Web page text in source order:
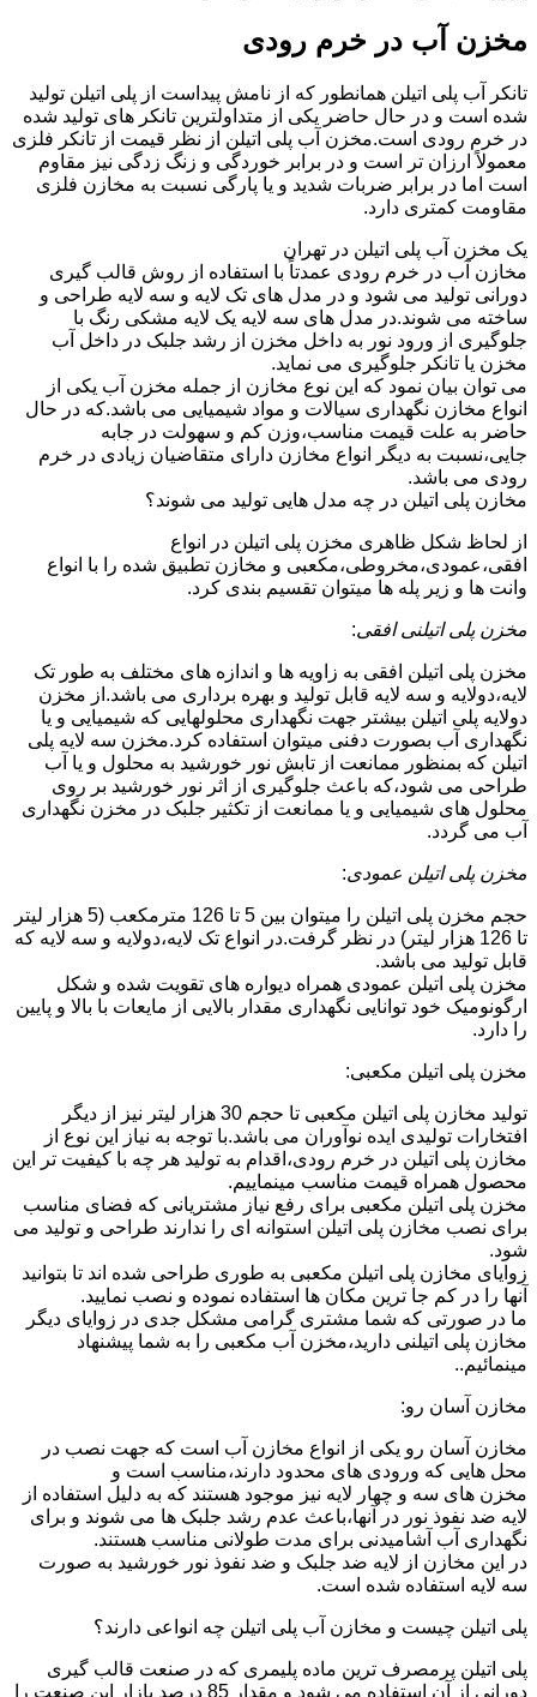
مخزن آب در خرم رودی
تانکر آب پلی اتیلن همانطور که از نامش پیداست از پلی اتیلن تولید
شده است و در حال حاضر یکی از متداولترین تانکر های تولید شده
در خرم رودی است.مخزن آب پلی اتیلن از نظر قیمت از تانکر فلزی
معمولاً ارزان تر است و در برابر خوردگی و زنگ زدگی نیز مقاوم
است اما در برابر ضربات شدید و یا پارگی نسبت به مخازن فلزی
مقاومت کمتری دارد.
یک مخزن آب پلی اتیلن در تهران
مخازن آب در خرم رودی عمدتاً با استفاده از روش قالب گیری
دورانی تولید می شود و در مدل های تک لایه و سه لایه طراحی و
ساخته می شوند.در مدل های سه لایه یک لایه مشکی رنگ با
جلوگیری از ورود نور به داخل مخزن از رشد جلبک در داخل آب
مخزن یا تانکر جلوگیری می نماید.
می توان بیان نمود که این نوع مخازن از جمله مخزن آب یکی از
انواع مخازن نگهداری سیالات و مواد شیمیایی می باشد.که در حال
حاضر به علت قیمت مناسب،وزن کم و سهولت در جابه
جایی،نسبت به دیگر انواع مخازن دارای متقاضیان زیادی در خرم
رودی می باشد.
مخازن پلی اتیلن در چه مدل هایی تولید می شوند؟
از لحاظ شکل ظاهری مخزن پلی اتیلن در انواع
افقی،عمودی،مخروطی،مکعبی و مخازن تطبیق شده را با انواع
وانت ها و زیر پله ها میتوان تقسیم بندی کرد.
مخزن پلی اتیلنی افقی:
مخزن پلی اتیلن افقی به زاویه ها و اندازه های مختلف به طور تک
لایه،دولایه و سه لایه قابل تولید و بهره برداری می باشد.از مخزن
دولایه پلی اتیلن بیشتر جهت نگهداری محلولهایی که شیمیایی و یا
نگهداری آب بصورت دفنی میتوان استفاده کرد.مخزن سه لایه پلی
اتیلن که بمنظور ممانعت از تابش نور خورشید به محلول و یا آب
طراحی می شود،که باعث جلوگیری از اثر نور خورشید بر روی
محلول های شیمیایی و یا ممانعت از تکثیر جلبک در مخزن نگهداری
آب می گردد.
مخزن پلی اتیلن عمودی:
حجم مخزن پلی اتیلن را میتوان بین 5 تا 126 مترمکعب (5 هزار لیتر
تا 126 هزار لیتر) در نظر گرفت.در انواع تک لایه،دولایه و سه لایه که
قابل تولید می باشد.
مخزن پلی اتیلن عمودی همراه دیواره های تقویت شده و شکل
ارگونومیک خود توانایی نگهداری مقدار بالایی از مایعات با بالا و پایین
را دارد.
مخزن پلی اتیلن مکعبی:
تولید مخازن پلی اتیلن مکعبی تا حجم 30 هزار لیتر نیز از دیگر
افتخارات تولیدی ایده نوآوران می باشد.با توجه به نیاز این نوع از
مخازن پلی اتیلن در خرم رودی،اقدام به تولید هر چه با کیفیت تر این
محصول همراه قیمت مناسب مینماییم.
مخزن پلی اتیلن مکعبی برای رفع نیاز مشتریانی که فضای مناسب
برای نصب مخازن پلی اتیلن استوانه ای را ندارند طراحی و تولید می
شود.
زوایای مخازن پلی اتیلن مکعبی به طوری طراحی شده اند تا بتوانید
آنها را در کم جا ترین مکان ها استفاده نموده و نصب نمایید.
ما در صورتی که شما مشتری گرامی مشکل جدی در زوایای دیگر
مخازن پلی اتیلنی دارید،مخزن آب مکعبی را به شما پیشنهاد
مینمائیم..
مخازن آسان رو:
مخازن آسان رو یکی از انواع مخازن آب است که جهت نصب در
محل هایی که ورودی های محدود دارند،مناسب است و
مخزن های سه و چهار لایه نیز موجود هستند که به دلیل استفاده از
لایه ضد نفوذ نور در آنها،باعث عدم رشد جلبک ها می شوند و برای
نگهداری آب آشامیدنی برای مدت طولانی مناسب هستند.
در این مخازن از لایه ضد جلبک و ضد نفوذ نور خورشید به صورت
سه لایه استفاده شده است.
پلی اتیلن چیست و مخازن آب پلی اتیلن چه انواعی دارند؟
پلی اتیلن پرمصرف ترین ماده پلیمری که در صنعت قالب گیری
دورانی از آن استفاده می شود و مقدار 85 درصد بازار این صنعت را